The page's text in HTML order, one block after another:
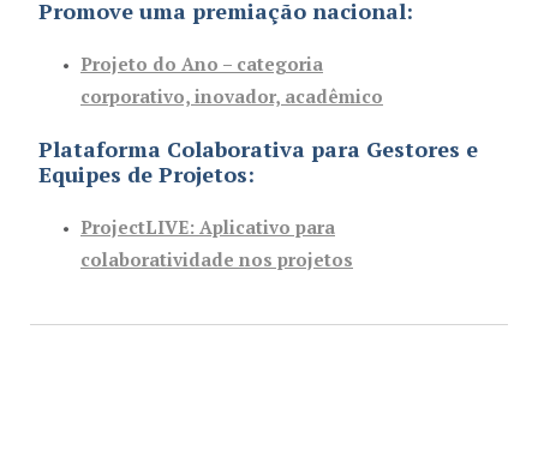
Promove uma premiação nacional:
Projeto do Ano – categoria
corporativo, inovador, acadêmico
Plataforma Colaborativa para Gestores e
Equipes de Projetos:
ProjectLIVE: Aplicativo para
colaboratividade nos projetos